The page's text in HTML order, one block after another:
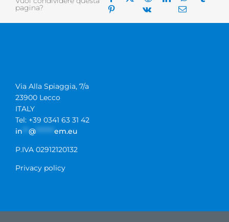
pagina?
Via Alla Spiaggia, 7/a
23900 Lecco
ITALY
Tel: +39 0341 63 31 42
in
@ ****** em.eu
P.IVA 02912120132
Privacy policy